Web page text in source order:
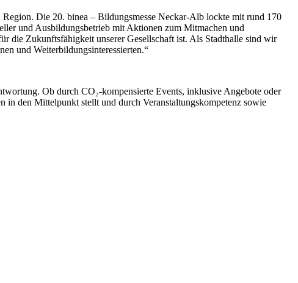
Die 20. binea – Bildungsmesse Neckar-Alb lockte mit rund 170
und Ausbildungsbetrieb mit Aktionen zum Mitmachen und
die Zukunftsfähigkeit unserer Gesellschaft ist. Als Stadthalle sind wir
und Weiterbildungsinteressierten.“
Ob durch CO₂-kompensierte Events, inklusive Angebote oder
in den Mittelpunkt stellt und durch Veranstaltungskompetenz sowie